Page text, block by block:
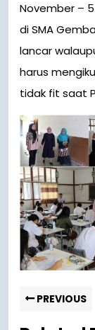
November –
di SMA
lancar
harus
tidak fit saat
PREVIOUS